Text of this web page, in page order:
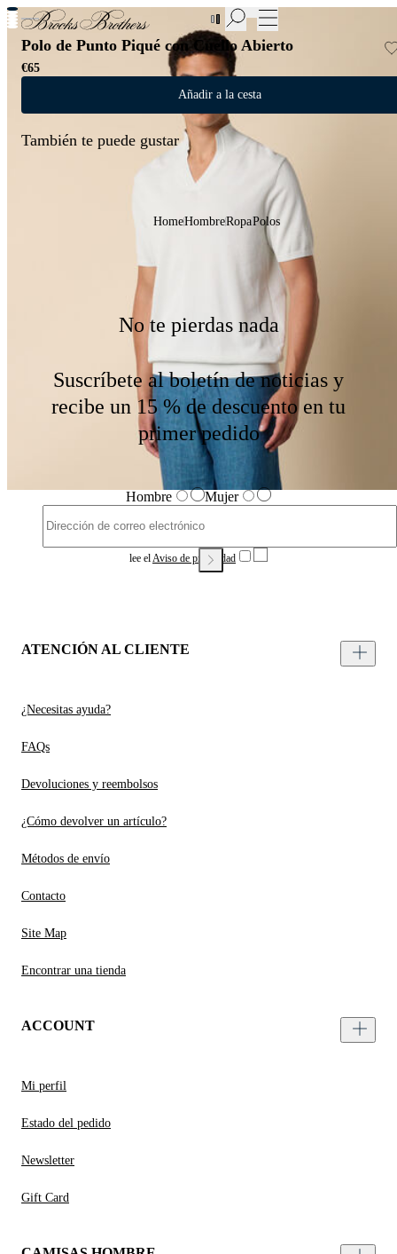
Nuevas incorporaciones a las Rebajas | Hasta 50%
Polo de Punto Piqué con Cuello Abierto
€65
Añadir a la cesta
También te puede gustar
HomeHombreRopaPolos
No te pierdas nada
Suscríbete al boletín de noticias y
recibe un 15 % de descuento en tu
primer pedido
Hombre Mujer
lee elAviso de privacidad
ATENCIÓN AL CLIENTE
¿Necesitas ayuda?
FAQs
Devoluciones y reembolsos
¿Cómo devolver un artículo?
Métodos de envío
Contacto
Site Map
Encontrar una tienda
ACCOUNT
Mi perfil
Estado del pedido
Newsletter
Gift Card